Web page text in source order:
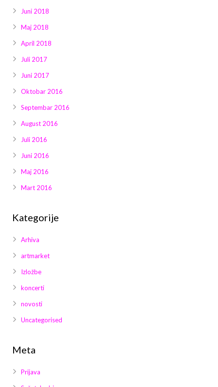
Juni 2018
Maj 2018
April 2018
Juli 2017
Juni 2017
Oktobar 2016
Septembar 2016
August 2016
Juli 2016
Juni 2016
Maj 2016
Mart 2016
Kategorije
Arhiva
artmarket
Izložbe
koncerti
novosti
Uncategorised
Meta
Prijava